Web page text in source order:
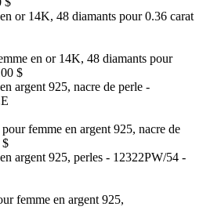
en or 14K, 48 diamants pour
$
femme en argent 925, nacre de
$
femme en argent 925,